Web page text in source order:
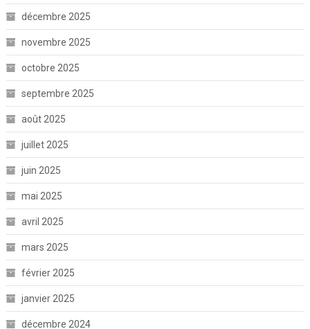
décembre 2025
novembre 2025
octobre 2025
septembre 2025
août 2025
juillet 2025
juin 2025
mai 2025
avril 2025
mars 2025
février 2025
janvier 2025
décembre 2024